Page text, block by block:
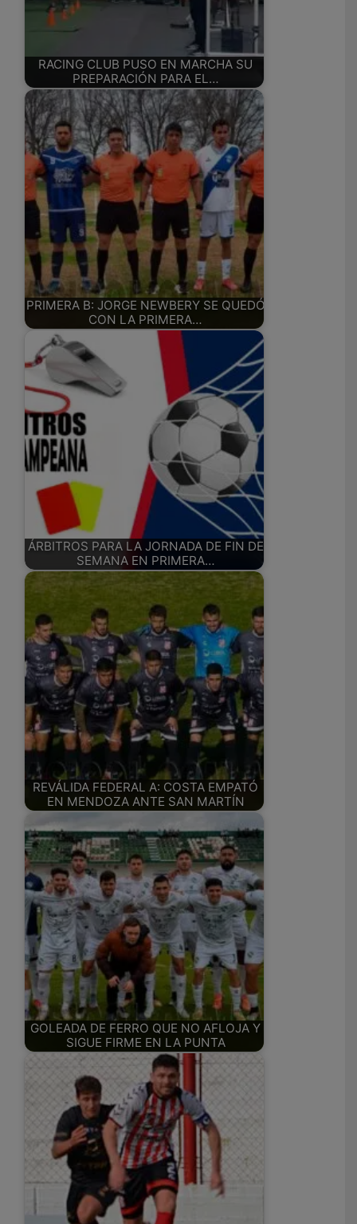
RACING CLUB PUSO EN MARCHA SU
PREPARACIÓN PARA EL…
PRIMERA B: JORGE NEWBERY SE QUEDÓ
CON LA PRIMERA…
ÁRBITROS PARA LA JORNADA DE FIN DE
SEMANA EN PRIMERA…
REVÁLIDA FEDERAL A: COSTA EMPATÓ
EN MENDOZA ANTE SAN MARTÍN
GOLEADA DE FERRO QUE NO AFLOJA Y
SIGUE FIRME EN LA PUNTA